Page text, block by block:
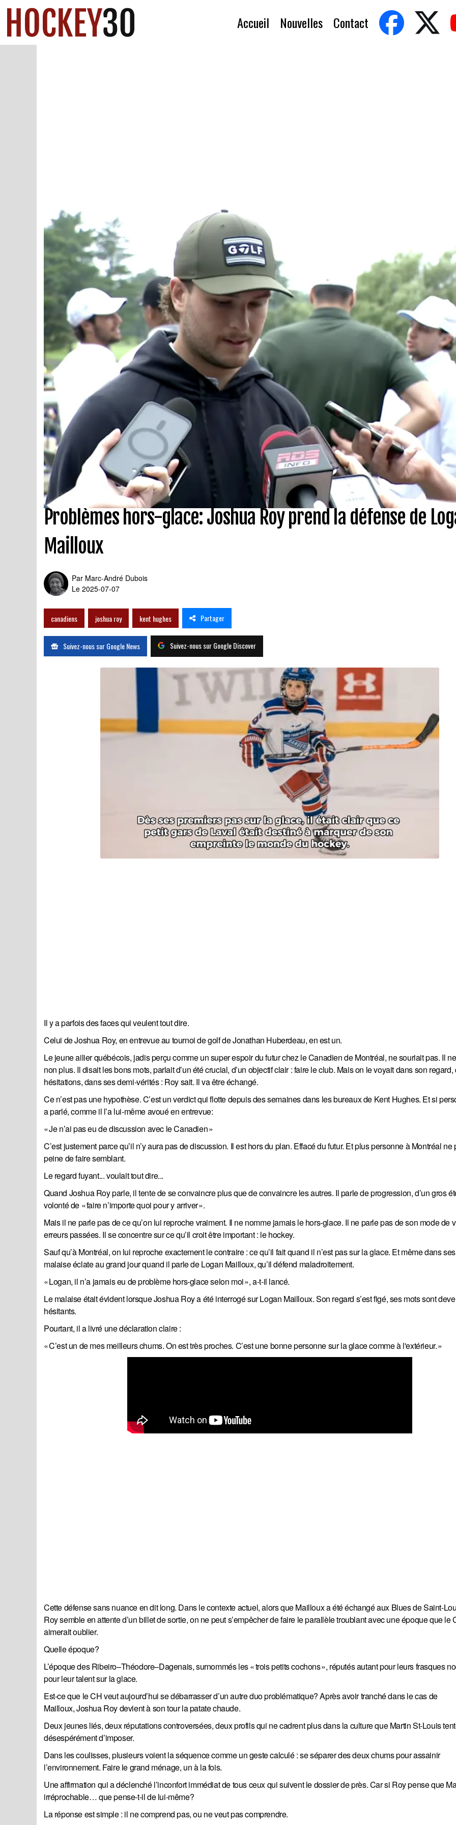
Accueil Nouvelles Contact
Problèmes hors-glace: Joshua Roy prend la défense de
Mailloux
Par Marc-André Dubois
Le 2025-07-07
canadiens joshua roy kent hughes Partager
Suivez-nous sur Google News Suivez-nous sur Google Discover
Il y a parfois des faces qui veulent tout dire.
Celui de Joshua Roy, en entrevue au tournoi de golf de Jonathan Huberdeau, en est un.
Le jeune ailier québécois, jadis perçu comme un super espoir du futur chez le Canadien de Montréal, ne souriait pas. Il
non plus. Il disait les bons mots, parlait d’un été crucial, d’un objectif clair : faire le club. Mais on le voyait dans son
hésitations, dans ses demi-vérités : Roy sait. Il va être échangé.
Ce n’est pas une hypothèse. C’est un verdict qui flotte depuis des semaines dans les bureaux de Kent Hughes. Et si
a parlé, comme il l’a lui-même avoué en entrevue:
« Je n’ai pas eu de discussion avec le Canadien »
C’est justement parce qu’il n’y aura pas de discussion. Il est hors du plan. Effacé du futur. Et plus personne à Montréal ne
peine de faire semblant.
Le regard fuyant... voulait tout dire...
Quand Joshua Roy parle, il tente de se convaincre plus que de convaincre les autres. Il parle de progression, d’un gros
volonté de « faire n’importe quoi pour y arriver ».
Mais il ne parle pas de ce qu’on lui reproche vraiment. Il ne nomme jamais le hors-glace. Il ne parle pas de son mode de
erreurs passées. Il se concentre sur ce qu’il croit être important : le hockey.
Sauf qu’à Montréal, on lui reproche exactement le contraire : ce qu’il fait quand il n’est pas sur la glace. Et même dans
malaise éclate au grand jour quand il parle de Logan Mailloux, qu’il défend maladroitement.
« Logan, il n’a jamais eu de problème hors-glace selon moi », a-t-il lancé.
Le malaise était évident lorsque Joshua Roy a été interrogé sur Logan Mailloux. Son regard s’est figé, ses mots sont
hésitants.
Pourtant, il a livré une déclaration claire :
« C’est un de mes meilleurs chums. On est très proches. C’est une bonne personne sur la glace comme à l'extérieur. »
Cette défense sans nuance en dit long. Dans le contexte actuel, alors que Mailloux a été échangé aux Blues de Saint-
Roy semble en attente d’un billet de sortie, on ne peut s’empêcher de faire le parallèle troublant avec une époque que le
aimerait oublier.
Quelle époque?
L’époque des Ribeiro–Théodore–Dagenais, surnommés les « trois petits cochons », réputés autant pour leurs frasques
pour leur talent sur la glace.
Est-ce que le CH veut aujourd’hui se débarrasser d’un autre duo problématique? Après avoir tranché dans le cas de
Mailloux, Joshua Roy devient à son tour la patate chaude.
Deux jeunes liés, deux réputations controversées, deux profils qui ne cadrent plus dans la culture que Martin St-Louis
désespérément d’imposer.
Dans les coulisses, plusieurs voient la séquence comme un geste calculé : se séparer des deux chums pour assainir
l’environnement. Faire le grand ménage, un à la fois.
Une affirmation qui a déclenché l’inconfort immédiat de tous ceux qui suivent le dossier de près. Car si Roy pense que
irréprochable… que pense-t-il de lui-même?
La réponse est simple : il ne comprend pas, ou ne veut pas comprendre.